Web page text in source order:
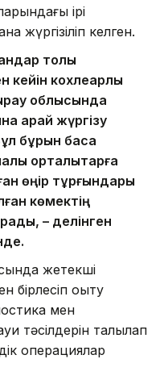
ірі
жүргізіліп келген.
толық
кейін кохлеарлық
облысында
қарай жүргізу
бұрын басқа
орталықтарға
өңір тұрғындары
көмектің
– делінген
жетекші
бірлесіп оқыту
мен
тәсілдерін талқылап
операциялар